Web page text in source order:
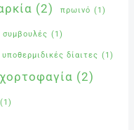
(2) πρωινό (1)
συμβουλές (1)
υποθερμιδικές δίαιτες (1)
χορτοφαγία (2)
(1)